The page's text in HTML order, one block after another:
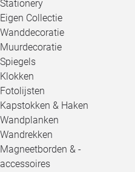
Stationery
Eigen Collectie
Wanddecoratie
Muurdecoratie
Spiegels
Klokken
Fotolijsten
Kapstokken & Haken
Wandplanken
Wandrekken
Magneetborden & -
accessoires